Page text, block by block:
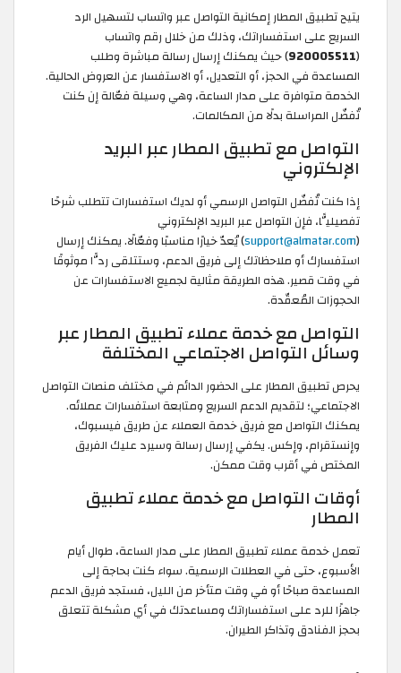
يتيح تطبيق المطار إمكانية التواصل عبر واتساب لتسهيل الرد
السريع على استفساراتك، وذلك من خلال رقم واتساب
(
920005511) حيث يمكنك إرسال رسالة مباشرة وطلب
المساعدة في الحجز، أو التعديل، أو الاستفسار عن العروض الحالية.
الخدمة متوافرة على مدار الساعة، وهي وسيلة فعّالة إن كنت
تُفضّل المراسلة بدلًا من المكالمات.
التواصل مع تطبيق المطار عبر البريد
الإلكتروني
إذا كنت تُفضّل التواصل الرسمي أو لديك استفسارات تتطلب شرحًا
تفصيليًّا، فإن التواصل عبر البريد الإلكتروني
(
support@almatar.com) يُعدّ خيارًا مناسبًا وفعّالًا. يمكنك إرسال
استفسارك أو ملاحظاتك إلى فريق الدعم، وستتلقى ردًّا موثوقًا
في وقت قصير. هذه الطريقة مثالية لجميع الاستفسارات عن
الحجوزات المُعقّدة.
التواصل مع خدمة عملاء تطبيق المطار عبر
وسائل التواصل الاجتماعي المختلفة
يحرص تطبيق المطار على الحضور الدائم في مختلف منصات التواصل
الاجتماعي؛ لتقديم الدعم السريع ومتابعة استفسارات عملائه.
يمكنك التواصل مع فريق خدمة العملاء عن طريق فيسبوك،
وإنستقرام، وإكس. يكفي إرسال رسالة وسيرد عليك الفريق
المختص في أقرب وقت ممكن.
أوقات التواصل مع خدمة عملاء تطبيق
المطار
تعمل خدمة عملاء تطبيق المطار على مدار الساعة، طوال أيام
الأسبوع، حتى في العطلات الرسمية. سواء كنت بحاجة إلى
المساعدة صباحًا أو في وقت متأخر من الليل، فستجد فريق الدعم
جاهزًا للرد على استفساراتك ومساعدتك في أي مشكلة تتعلق
بحجز الفنادق وتذاكر الطيران.